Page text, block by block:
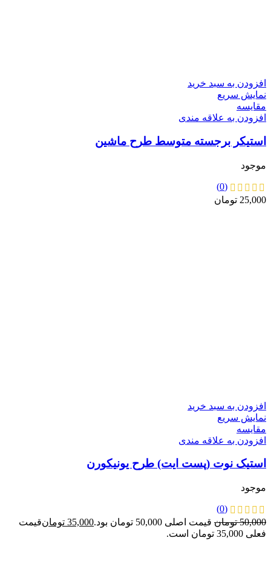
افزودن به سبد خرید
نمایش سریع
مقايسه
افزودن به علاقه مندی
استیکر برجسته متوسط طرح ماشین
موجود
(0)
25,000 تومان
افزودن به سبد خرید
نمایش سریع
مقايسه
افزودن به علاقه مندی
استیک نوت (پست ایت) طرح یونیکورن
موجود
(0)
50,000 تومان قیمت اصلی 50,000 تومان بود. 35,000 تومانقیمت
فعلی 35,000 تومان است.